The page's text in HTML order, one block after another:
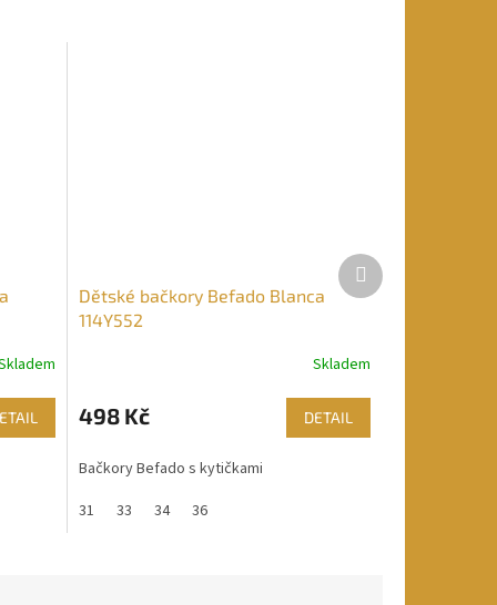
Dětské bačkory Befado Blanca
114Y552
Skladem
498 Kč DETAIL
Bačkory Befado s kytičkami
31
33 34 36
Další
produkt